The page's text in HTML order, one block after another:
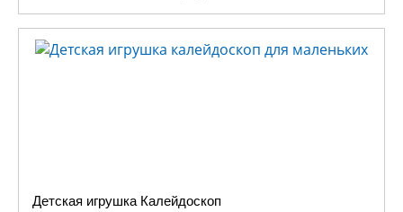
Детская игрушка Калейдоскоп